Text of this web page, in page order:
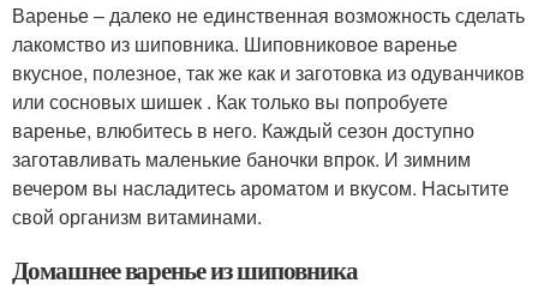
Варенье – далеко не единственная возможность сделать
лакомство из шиповника. Шиповниковое варенье
вкусное, полезное, так же как и заготовка из одуванчиков
или сосновых шишек . Как только вы попробуете
варенье, влюбитесь в него. Каждый сезон доступно
заготавливать маленькие баночки впрок. И зимним
вечером вы насладитесь ароматом и вкусом. Насытите
свой организм витаминами.
Домашнее варенье из шиповника